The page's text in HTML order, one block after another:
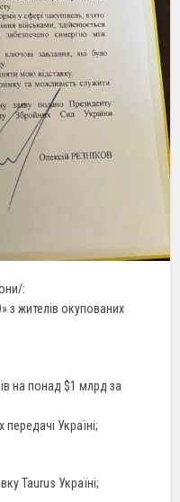
:
з жителів окупованих
на понад $1 млрд за
Україні;
Taurus Україні;